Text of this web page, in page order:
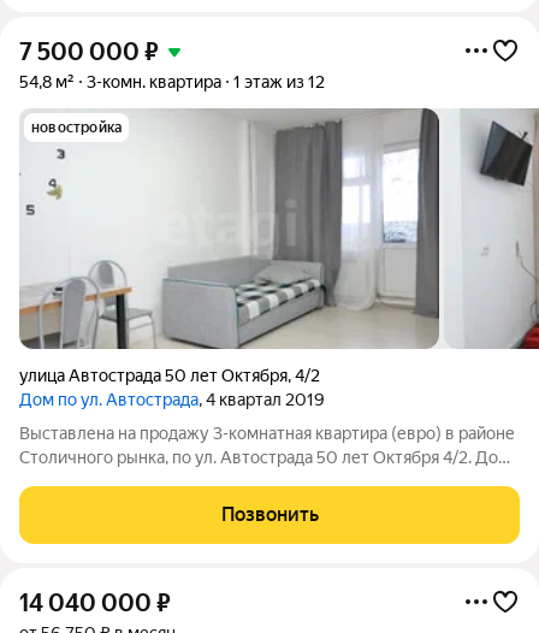
7 500 000 ₽
54,8 м² 3-комн. квартира 1 этаж из 12
новостройка
улица Автострада 50 лет Октября,4/2
Дом по ул. Автострада, 4 квартал 2019
Выставлена на продажу 3-комнатная квартира (евро) в районе
Столичного рынка, по ул. Автострада 50 лет Октября 4/2. Дом
этаже , общая площадь составляет 54,8 кв.м. +балкон. Окна
выходят в
Позвонить
14 040 000 ₽